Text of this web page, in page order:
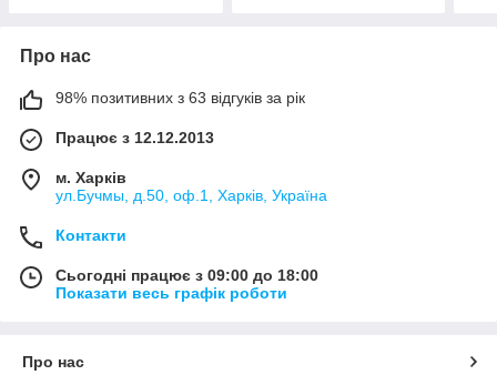
Про нас
98% позитивних з 63 відгуків за рік
Працює з 12.12.2013
м. Харків
ул.Бучмы, д.50, оф.1, Харків, Україна
Контакти
Сьогодні працює з 09:00 до 18:00
Показати весь графік роботи
Про нас